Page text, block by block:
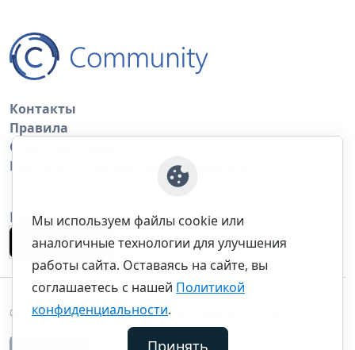
Контакты
Правила
Обратная связь
Правила копирования материалов
Приложение
©thecommunity.ru 2026. Все права защищены.
Мы используем файлы cookie или
аналогичные технологии для улучшения
работы сайта. Оставаясь на сайте, вы
соглашаетесь с нашей Политикой
конфиденциальности.
Принять